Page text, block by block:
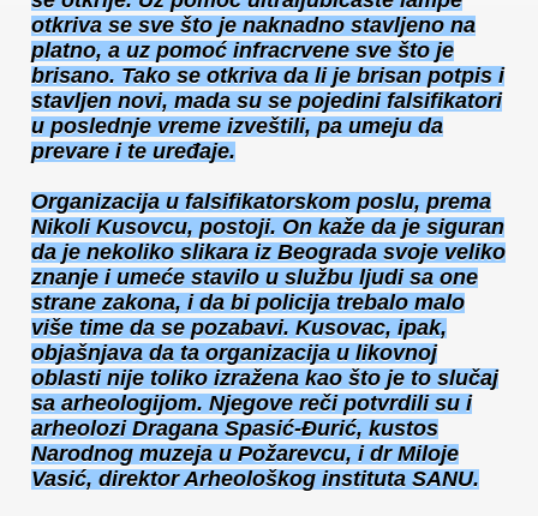
otkriva se sve što je naknadno stavljeno na
platno, a uz pomoć infracrvene sve što je
brisano. Tako se otkriva da li je brisan potpis i
stavljen novi, mada su se pojedini falsifikatori
u poslednje vreme izveštili, pa umeju da
prevare i te uređaje.
Organizacija u falsifikatorskom poslu, prema
Nikoli Kusovcu, postoji. On kaže da je siguran
da je nekoliko slikara iz Beograda svoje veliko
znanje i umeće stavilo u službu ljudi sa one
strane zakona, i da bi policija trebalo malo
više time da se pozabavi. Kusovac, ipak,
objašnjava da ta organizacija u likovnoj
oblasti nije toliko izražena kao što je to slučaj
sa arheologijom. Njegove reči potvrdili su i
arheolozi Dragana Spasić-Đurić, kustos
Narodnog muzeja u Požarevcu, i dr Miloje
Vasić, direktor Arheološkog instituta SANU.